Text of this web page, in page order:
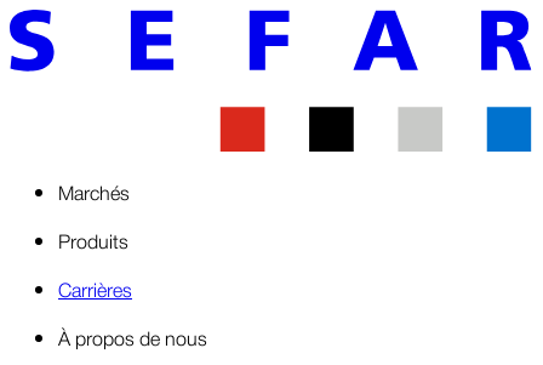
Marchés
Produits
Carrières
À propos de nous